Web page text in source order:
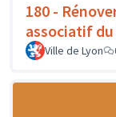
180 -
associatif du
Ville de Lyon